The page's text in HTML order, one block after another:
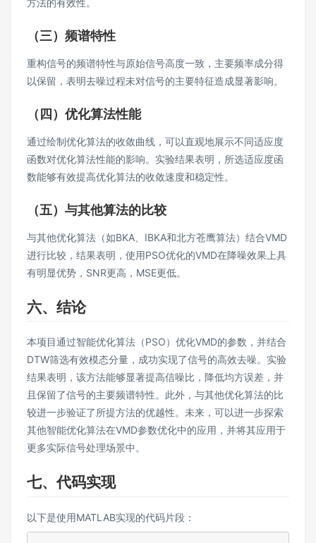
方法的有效性。
（三）频谱特性
重构信号的频谱特性与原始信号高度一致，主要频率成分得
以保留，表明去噪过程未对信号的主要特征造成显著影响。
（四）优化算法性能
通过绘制优化算法的收敛曲线，可以直观地展示不同适应度
函数对优化算法性能的影响。实验结果表明，所选适应度函
数能够有效提高优化算法的收敛速度和稳定性。
（五）与其他算法的比较
与其他优化算法（如BKA、IBKA和北方苍鹰算法）结合VMD
进行比较，结果表明，使用PSO优化的VMD在降噪效果上具
有明显优势，SNR更高，MSE更低。
六、结论
本项目通过智能优化算法（PSO）优化VMD的参数，并结合
DTW筛选有效模态分量，成功实现了信号的高效去噪。实验
结果表明，该方法能够显著提高信噪比，降低均方误差，并
且保留了信号的主要频谱特性。此外，与其他优化算法的比
较进一步验证了所提方法的优越性。未来，可以进一步探索
其他智能优化算法在VMD参数优化中的应用，并将其应用于
更多实际信号处理场景中。
七、代码实现
以下是使用MATLAB实现的代码片段：